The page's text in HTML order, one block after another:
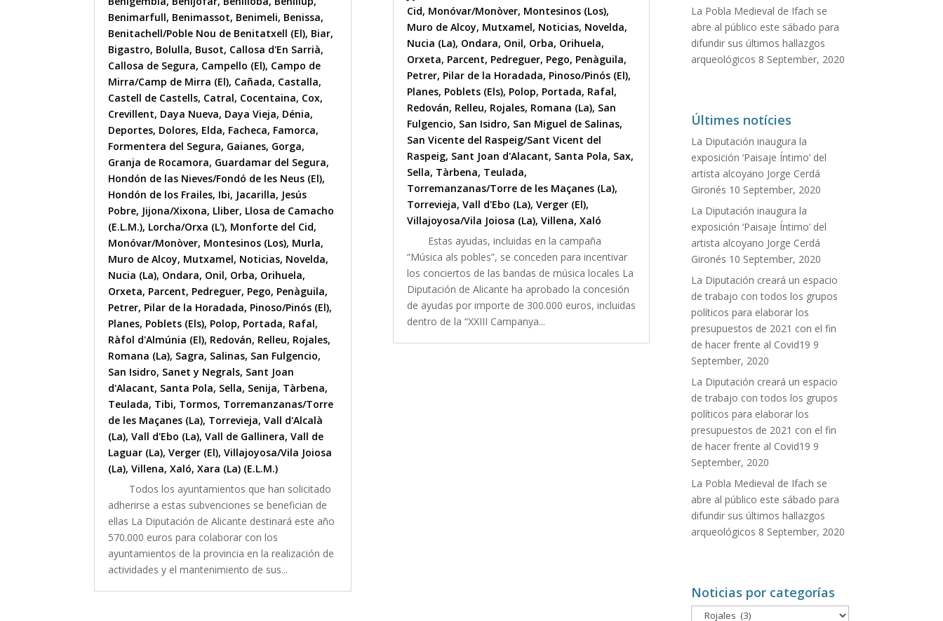
Benimarfull, Benimassot, Benimeli, Benissa,
Benitachell/Poble Nou de Benitatxell (El), Biar,
Bigastro, Bolulla, Busot, Callosa d'En Sarrià,
Callosa de Segura, Campello (El), Campo de
Mirra/Camp de Mirra (El), Cañada, Castalla,
Castell de Castells, Catral, Cocentaina, Cox,
Crevillent, Daya Nueva, Daya Vieja, Dénia,
Deportes, Dolores, Elda, Facheca, Famorca,
Formentera del Segura, Gaianes, Gorga,
Granja de Rocamora, Guardamar del Segura,
Hondón de las Nieves/Fondó de les Neus (El),
Hondón de los Frailes, Ibi, Jacarilla, Jesús
Pobre, Jijona/Xixona, Lliber, Llosa de Camacho
(E.L.M.), Lorcha/Orxa (L'), Monforte del Cid,
Monóvar/Monòver, Montesinos (Los), Murla,
Muro de Alcoy, Mutxamel, Noticias, Novelda,
Nucia (La), Ondara, Onil, Orba, Orihuela,
Orxeta, Parcent, Pedreguer, Pego, Penàguila,
Petrer, Pilar de la Horadada, Pinoso/Pinós (El),
Planes, Poblets (Els), Polop, Portada, Rafal,
Ràfol d'Almúnia (El), Redován, Relleu, Rojales,
Romana (La), Sagra, Salinas, San Fulgencio,
San Isidro, Sanet y Negrals, Sant Joan
d'Alacant, Santa Pola, Sella, Senija, Tàrbena,
Teulada, Tibi, Tormos, Torremanzanas/Torre
de les Maçanes (La), Torrevieja,Vall d'Alcalà
(La),Vall d'Ebo (La),Vall de Gallinera,Vall de
Laguar (La),Verger (El),Villajoyosa/Vila Joiosa
(La),Villena,Xaló,Xara (La) (E.L.M.)
Todos los ayuntamientos que han solicitado
adherirse a estas subvenciones se benefician de
ellas La Diputación de Alicante destinará este año
570.000 euros para colaborar con los
ayuntamientos de la provincia en la realización de
actividades y el mantenimiento de sus...
Cid, Monóvar/Monòver, Montesinos (Los),
Muro de Alcoy, Mutxamel, Noticias, Novelda,
Nucia (La), Ondara, Onil, Orba, Orihuela,
Orxeta, Parcent, Pedreguer, Pego, Penàguila,
Petrer, Pilar de la Horadada, Pinoso/Pinós (El),
Planes, Poblets (Els), Polop, Portada, Rafal,
Redován, Relleu, Rojales, Romana (La), San
Fulgencio, San Isidro, San Miguel de Salinas,
San Vicente del Raspeig/Sant Vicent del
Raspeig, Sant Joan d'Alacant, Santa Pola, Sax,
Sella, Tàrbena, Teulada,
Torremanzanas/Torre de les Maçanes (La),
Torrevieja, Vall d'Ebo (La), Verger (El),
Villajoyosa/Vila Joiosa (La), Villena, Xaló
Estas ayudas, incluidas en la campaña
“Música als pobles”, se conceden para incentivar
los conciertos de las bandas de música locales La
Diputación de Alicante ha aprobado la concesión
de ayudas por importe de 300.000 euros, incluidas
dentro de la “XXIII Campanya...
La Pobla Medieval de Ifach se
abre al público este sábado para
difundir sus últimos hallazgos
arqueológicos 8 September, 2020
Últimes notícies
La Diputación inaugura la
exposición ‘Paisaje Íntimo’ del
artista alcoyano Jorge Cerdá
Gironés 10 September, 2020
La Diputación inaugura la
exposición ‘Paisaje Íntimo’ del
artista alcoyano Jorge Cerdá
Gironés 10 September, 2020
La Diputación creará un espacio
de trabajo con todos los grupos
políticos para elaborar los
presupuestos de 2021 con el fin
de hacer frente al Covid19 9
September, 2020
La Diputación creará un espacio
de trabajo con todos los grupos
políticos para elaborar los
presupuestos de 2021 con el fin
de hacer frente al Covid19 9
September, 2020
La Pobla Medieval de Ifach se
abre al público este sábado para
difundir sus últimos hallazgos
arqueológicos 8 September, 2020
Noticias por categorías
Noticias